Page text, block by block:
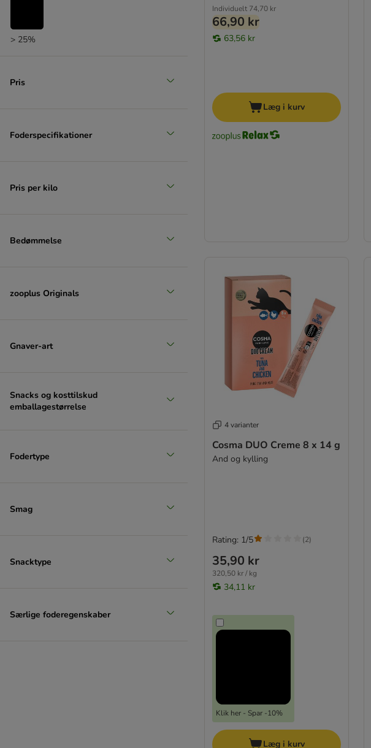
> 25%
Pris
Foderspecifikationer
Pris per kilo
Bedømmelse
zooplus Originals
Gnaver-art
Snacks og kosttilskud
emballagestørrelse
Fodertype
Smag
Snacktype
Særlige foderegenskaber
Individuelt 74,70 kr
66,90 kr
63,56 kr
Læg i kurv
4 varianter
Cosma DUO Creme 8 x 14 g
And og kylling
35,90 kr
320,50 kr / kg
34,11 kr
Klik her - Spar -10%
Rating: 1/5 (2)
Læg i kurv